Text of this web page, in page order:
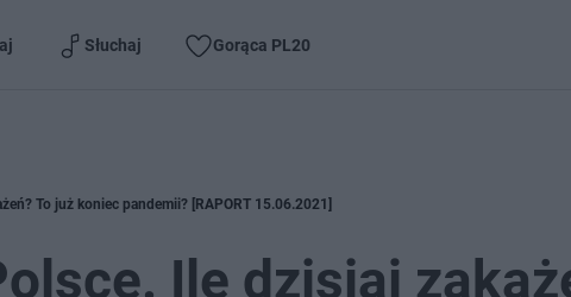
Słuchaj Gorąca PL20
To już koniec pandemii? [RAPORT 15.06.2021]
Ile dzisiaj